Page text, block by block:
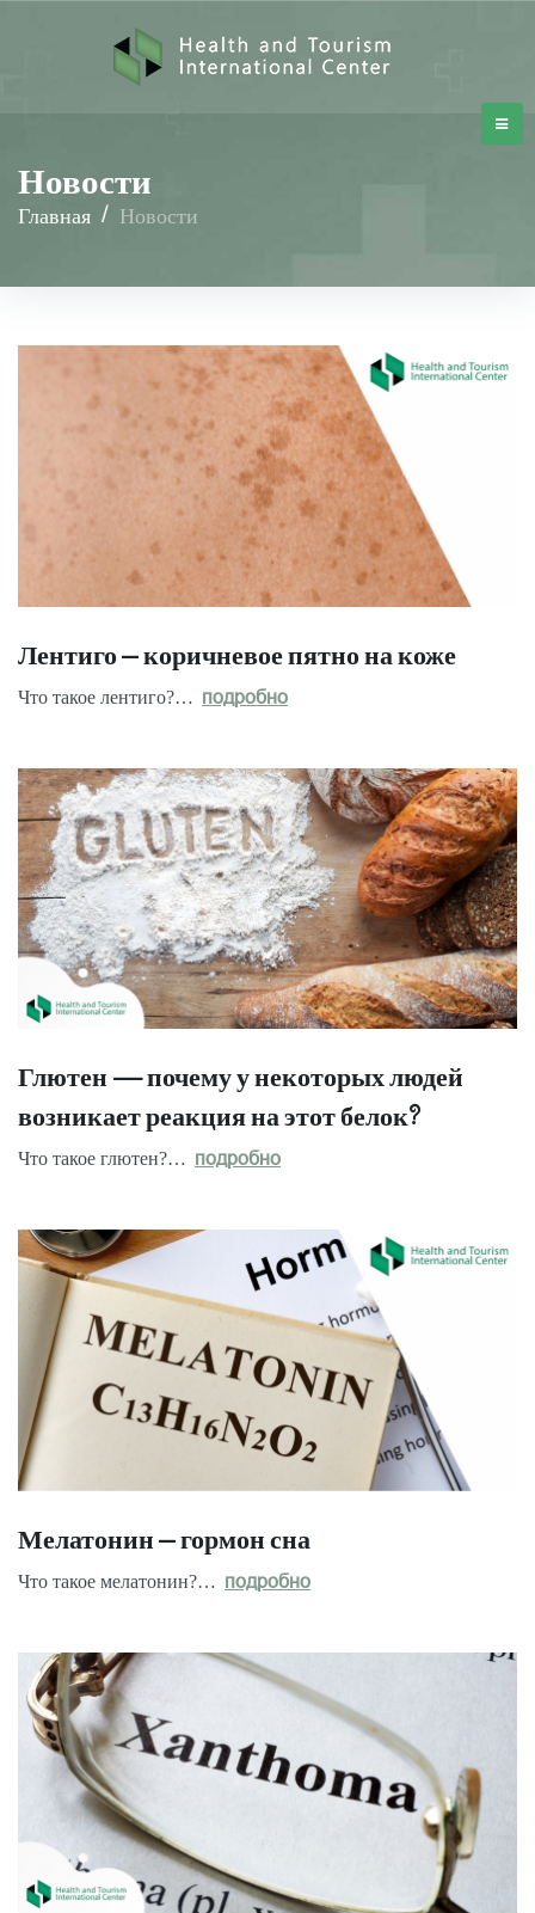
Новости
Главная / Новости
Новости
Лентиго – коричневое пятно на коже
Что такое лентиго?… подробно
Глютен — почему у некоторых людей
возникает реакция на этот белок?
Что такое глютен?… подробно
Мелатонин – гормон сна
Что такое мелатонин?… подробно